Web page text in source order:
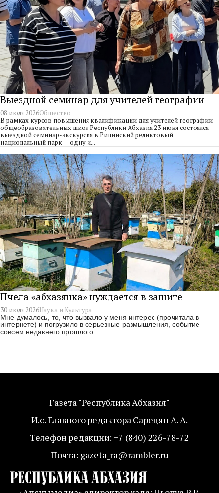
Выездной семинар для учителей географии
08 июля 2026Общество
В рамках курсов повышения квалификации для учителей географии
общеобразовательных школ Республики Абхазия 23 июня состоялся
выездной семинар-экскурсия в Рицинский реликтовый
национальный парк — одну и...
Пчела «абхазянка» нуждается в защите
30 июля 2026Наука и Культура
Мне думалось, то, что вызвало у меня интерес (прочитала в
интернете) и погрузило в серьезные размышления, событие
совсем недавнего прошлого.
Газета "Республика Абхазия"
И.о. Главного редактора Сарецян А. А.
Телефон редакции: +7 (840) 226-78-72
Почта: gazeta_ra@rambler.ru